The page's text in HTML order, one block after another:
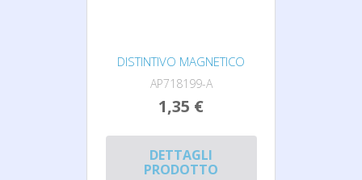
DISTINTIVO MAGNETICO
AP718199-A
1,35 €
DETTAGLI
PRODOTTO